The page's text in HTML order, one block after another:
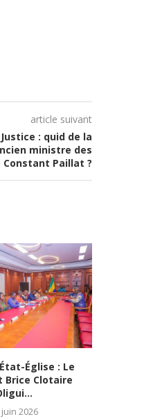
article suivant
: quid de la
ministre des
Paillat ?
Église : Le
Brice Clotaire
juin 2026